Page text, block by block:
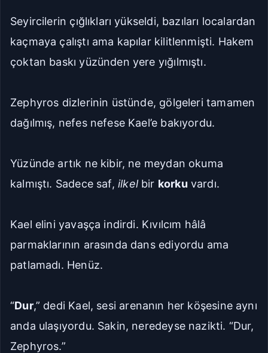
Seyircilerin çığlıkları yükseldi, bazıları localardan
kaçmaya çalıştı ama kapılar kilitlenmişti. Hakem
çoktan baskı yüzünden yere yığılmıştı.
Zephyros dizlerinin üstünde, gölgeleri tamamen
dağılmış, nefes nefese Kael’e bakıyordu.
Yüzünde artık ne kibir, ne meydan okuma
kalmıştı. Sadece saf, ilkelbir korku vardı.
Kael elini yavaşça indirdi. Kıvılcım hâlâ
parmaklarının arasında dans ediyordu ama
patlamadı. Henüz.
“Dur,” dedi Kael, sesi arenanın her köşesine aynı
anda ulaşıyordu. Sakin, neredeyse nazikti. “Dur,
Zephyros.”